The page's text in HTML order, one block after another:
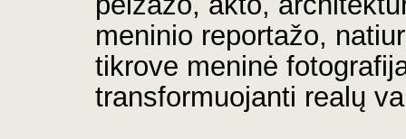
meninio reportažo,
tikrove meninė
transformuojanti realų